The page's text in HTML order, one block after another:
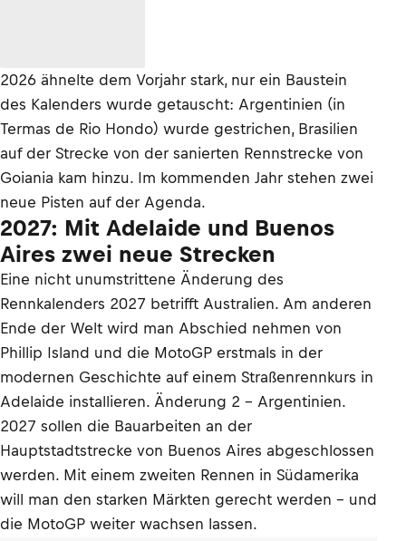
2026 ähnelte dem Vorjahr stark, nur ein Baustein
des Kalenders wurde getauscht: Argentinien (in
Termas de Rio Hondo) wurde gestrichen, Brasilien
auf der Strecke von der sanierten Rennstrecke von
Goiania kam hinzu. Im kommenden Jahr stehen zwei
neue Pisten auf der Agenda.
2027: Mit Adelaide und Buenos
Aires zwei neue Strecken
Eine nicht unumstrittene Änderung des
Rennkalenders 2027 betrifft Australien. Am anderen
Ende der Welt wird man Abschied nehmen von
Phillip Island und die MotoGP erstmals in der
modernen Geschichte auf einem Straßenrennkurs in
Adelaide installieren. Änderung 2 – Argentinien.
2027 sollen die Bauarbeiten an der
Hauptstadtstrecke von Buenos Aires abgeschlossen
werden. Mit einem zweiten Rennen in Südamerika
will man den starken Märkten gerecht werden – und
die MotoGP weiter wachsen lassen.